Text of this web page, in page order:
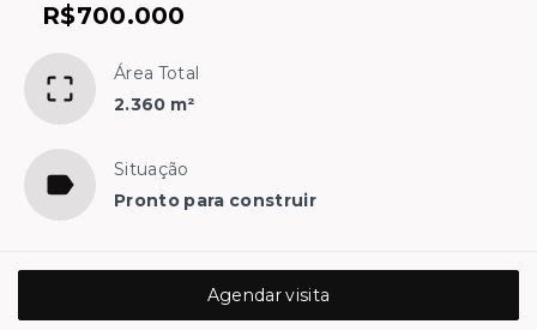
R$700.000
Área Total
2.360 m²
Situação
Pronto para construir
Agendar visita